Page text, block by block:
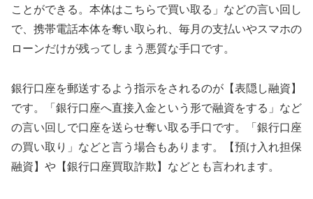
ことができる。本体はこちらで買い取る」などの言い回し
で、携帯電話本体を奪い取られ、毎月の支払いやスマホの
ローンだけが残ってしまう悪質な手口です。
銀行口座を郵送するよう指示をされるのが【表隠し融資】
です。「銀行口座へ直接入金という形で融資をする」など
の言い回しで口座を送らせ奪い取る手口です。「銀行口座
の買い取り」などと言う場合もあります。【預け入れ担保
融資】や【銀行口座買取詐欺】などとも言われます。